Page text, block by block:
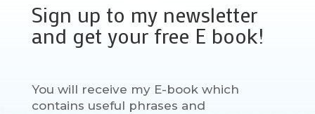
Sign up to my newsletter
and get your free E book!
You will receive my E-book which
contains useful phrases and